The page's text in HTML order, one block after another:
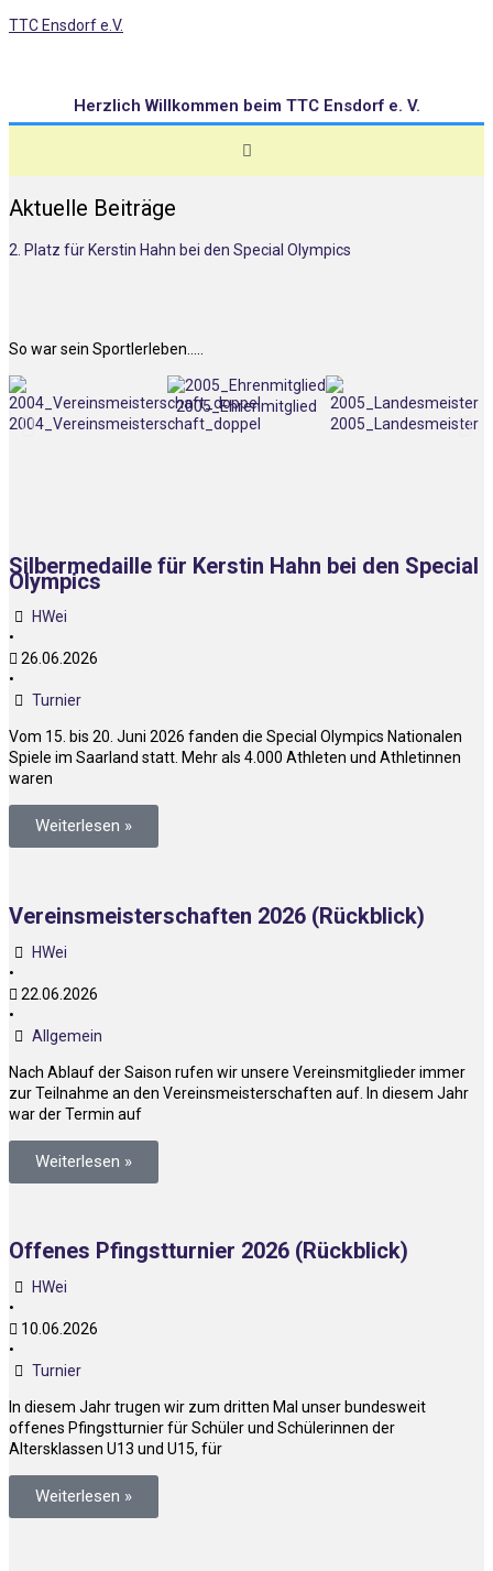
TTC Ensdorf e.V.
Herzlich Willkommen beim TTC Ensdorf e. V.
Aktuelle Beiträge
2. Platz für Kerstin Hahn bei den Special Olympics
So war sein Sportlerleben…..
2004_Vereinsmeisterschaft_doppel
2005_Ehrenmitglied
2005_Landesmeister
Silbermedaille für Kerstin Hahn bei den Special
Olympics
HWei
•
26.06.2026
•
Turnier
Vom 15. bis 20. Juni 2026 fanden die Special Olympics Nationalen
Spiele im Saarland statt. Mehr als 4.000 Athleten und Athletinnen
waren
Weiterlesen »
Vereinsmeisterschaften 2026 (Rückblick)
HWei
•
22.06.2026
•
Allgemein
Nach Ablauf der Saison rufen wir unsere Vereinsmitglieder immer
zur Teilnahme an den Vereinsmeisterschaften auf. In diesem Jahr
war der Termin auf
Weiterlesen »
Offenes Pfingstturnier 2026 (Rückblick)
HWei
•
10.06.2026
•
Turnier
In diesem Jahr trugen wir zum dritten Mal unser bundesweit
offenes Pfingstturnier für Schüler und Schülerinnen der
Altersklassen U13 und U15, für
Weiterlesen »